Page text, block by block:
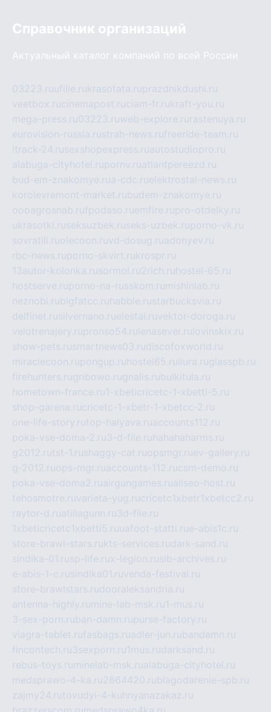
Справочник организаций
Актуальный каталог компаний по всей России
03223.ruufille.rukrasotata.ruprazdnikdushi.ru
veetbox.rucinemapost.ruciam-fr.rukraft-you.ru
mega-press.ru03223.ruweb-explore.ru rastenuya.ru
eurovision-russia.rustrah-news.rufreeride-team.ru
itrack-24.rusexshopexpress.ruautostudiopro.ru
alabuga-cityhotel.rupornv.ruatlantpereezd.ru
bud-em-znakomye.rua-cdc.ruelektrostal-news.ru
korolevremont-market.rubudem-znakomye.ru
oooagrosnab.rufpodaso.ruemfire.rupro-otdelky.ru
ukrasotki.ruseksuzbek.ruseks-uzbek.ruporno-vk.ru
sovratili.ruolecoon.ruvd-dosug.ruadonyev.ru
rbc-news.ruporno-skvirt.rukrospr.ru
13autor-kolonka.rusormol.ru2rich.ru hostel-65.ru
hostserve.ruporno-na-russkom.ru mishinlab.ru
neznobi.rubigfatcc.ru habble.rustarbucksvia.ru
delfinet.rusilvernano.ruelestal.ruvektor-doroga.ru
velotrenajery.rupronso54.ru lenasever.ru lovinskix.ru
show-pets.rusmartnews03.rudiscofoxworld.ru
miraclecoon.rupongup.ru hostel65.ru liura.ruglasspb.ru
firehunters.rugribowo.rugnalis.rubulkitula.ru
hometown-france.ru1-xbeticricetc-1-xbetti-5.ru
shop-garena.rucricetc-1-xbetr-1-xbetcc-2.ru
one-life-story.rutop-halyava.ruaccounts112.ru
poka-vse-doma-2.ru3-d-file.ru hahahaharms.ru
g2012.rutst-1.rushaggy-cat.ruopsmgr.ruev-gallery.ru
g-2012.ruops-mgr.ruaccounts-112.rucsm-demo.ru
poka-vse-doma2.ruairgungames.ruallseo-host.ru
tehosmotre.ruvarieta-yug.rucricetc1xbetr1xbetcc2.ru
raytor-d.ruatillagunn.ru3d-file.ru
1xbeticricetc1xbetti5.ruuafoot-statti.rue-abis1c.ru
store-brawl-stars.rukts-services.rudark-sand.ru
sindika-01.rusp-life.rux-legion.rusib-archives.ru
e-abis-1-c.rusindika01.ruvenda-festival.ru
store-brawlstars.rudooraleksandria.ru
antenna-highly.ru mine-lab-msk.ru1-mus.ru
3-sex-porn.ruban-damn.rupurse-factory.ru
viagra-tablet.rufasbags.ruadler-jun.rubandamn.ru
fincontech.ru3sexporn.ru1mus.rudarksand.ru
rebus-toys.ru minelab-msk.rualabuga-cityhotel.ru
medsprawo-4-ka.ru2864420.rublagodarenie-spb.ru
zajmy24.rutovudyi-4-kuhnyanazakaz.ru